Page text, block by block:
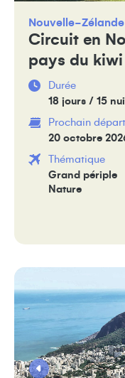
Nouvelle-Zélande
Circuit en
pays du kiwi
Durée
18 jours / 15
Prochain départ
20 octobre
Thématique
Grand périple
Nature